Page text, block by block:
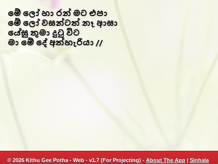
මේ ලෝ හා රන් මට එපා
මේ ලෝ වසන්ටත් නෑ ආසා
යේසු තුමා දුටු විට
මා මේ දේ අත්හැරියා //
© 2026 Kithu Gee Potha - Web - v1.7 (For Projecting) - About The App | Sinhala